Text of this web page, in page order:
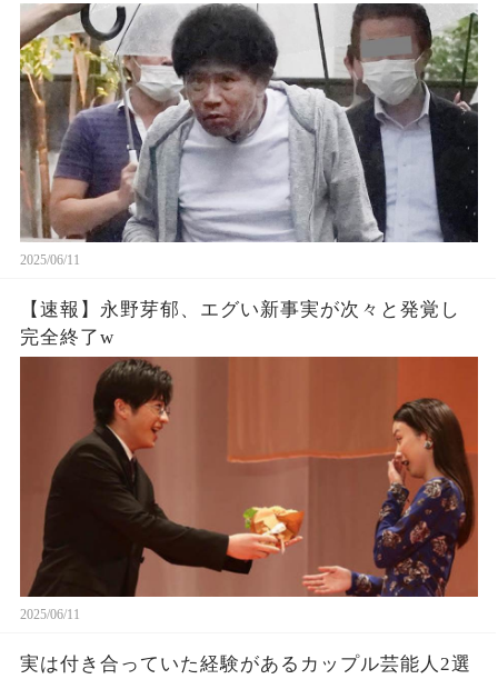
2025/06/11
【速報】永野芽郁、エグい新事実が次々と発覚し
完全終了w
2025/06/11
実は付き合っていた経験があるカップル芸能人2選